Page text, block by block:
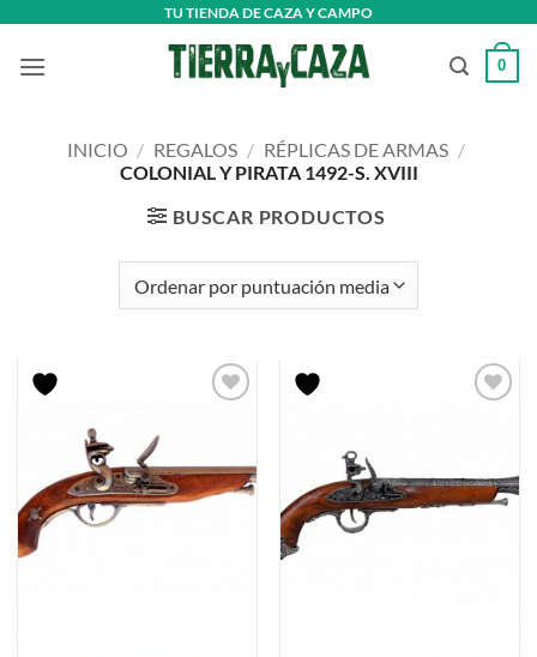
contenido
TU TIENDA DE CAZA Y CAMPO
0
INICIO / REGALOS / RÉPLICAS DE ARMAS /
COLONIAL Y PIRATA 1492-S. XVIII
BUSCAR PRODUCTOS